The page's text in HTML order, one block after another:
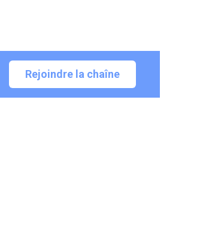
Rejoindre la chaîne